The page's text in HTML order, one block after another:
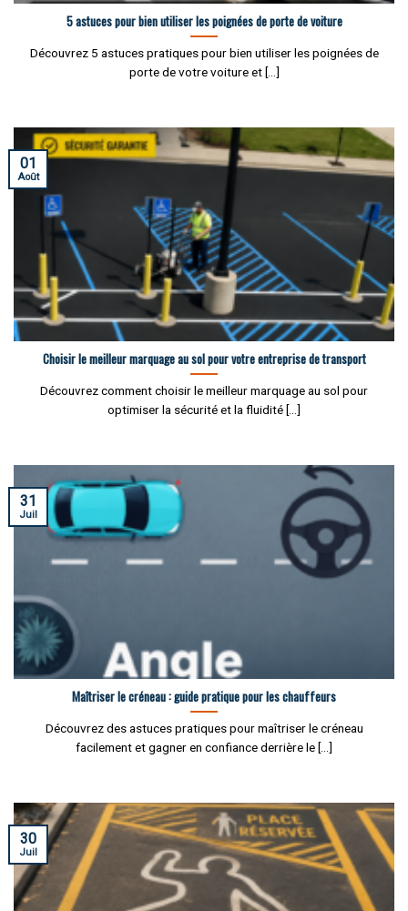
5 astuces pour bien utiliser les poignées de porte de voiture
Découvrez 5 astuces pratiques pour bien utiliser les poignées de
porte de votre voiture et [...]
Choisir le meilleur marquage au sol pour votre entreprise de transport
Découvrez comment choisir le meilleur marquage au sol pour
optimiser la sécurité et la fluidité [...]
01
Août
Maîtriser le créneau : guide pratique pour les chauffeurs
Découvrez des astuces pratiques pour maîtriser le créneau
facilement et gagner en confiance derrière le [...]
31
Juil
30
Juil